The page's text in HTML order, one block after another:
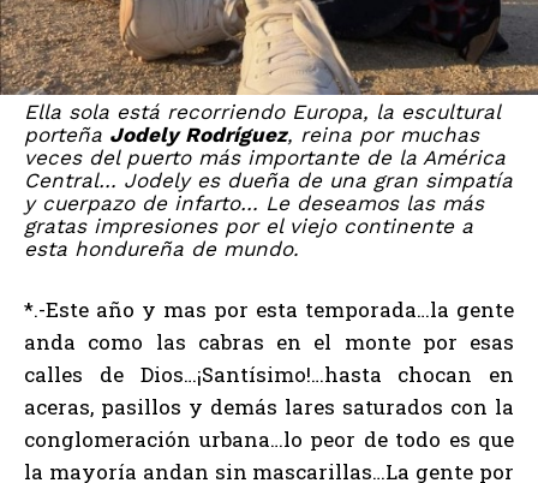
Ella sola está recorriendo Europa, la escultural
porteña Jodely Rodríguez, reina por muchas
veces del puerto más importante de la América
Central… Jodely es dueña de una gran simpatía
y cuerpazo de infarto… Le deseamos las más
gratas impresiones por el viejo continente a
esta hondureña de mundo.
*.-Este año y mas por esta temporada…la gente
anda como las cabras en el monte por esas
calles de Dios…¡Santísimo!…hasta chocan en
aceras, pasillos y demás lares saturados con la
conglomeración urbana…lo peor de todo es que
la mayoría andan sin mascarillas…La gente por